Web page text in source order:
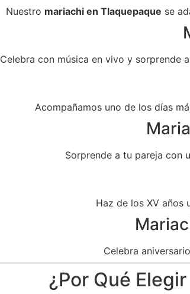
Nuestro mariachi en Tlaquepaque se
Celebra con música en vivo y sorprende
Acompañamos uno de los días
Sorprende a tu pareja con
Haz de los XV años
Celebra
¿Por Qué